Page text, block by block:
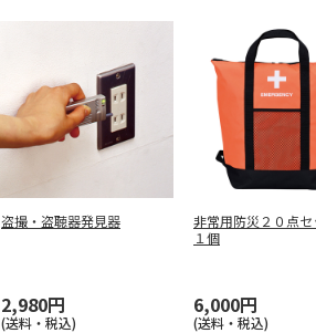
盗撮・盗聴器発見器
2,980円
(送料・税込)
非常用防災２０点
１個
6,000円
(送料・税込)